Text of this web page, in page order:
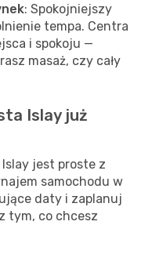
: Spokojniejszy
tempa. Centra
i spokoju —
masaż, czy cały
Islay już
jest proste z
samochodu w
daty i zaplanuj
tym, co chcesz